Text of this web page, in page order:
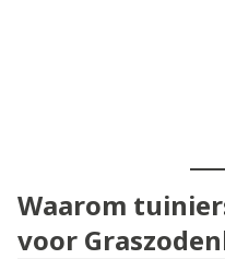
Waarom
voor